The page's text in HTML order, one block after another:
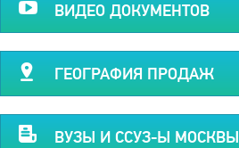
ВИДЕО ДОКУМЕНТОВ
ГЕОГРАФИЯ ПРОДАЖ
ВУЗЫ И ССУЗ-Ы МОСКВЫ